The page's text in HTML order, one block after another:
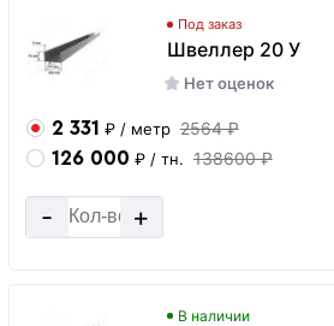
Под заказ
Швеллер 20 У
Нет оценок
2 331 ₽ / метр 2564 ₽
126 000 ₽ / тн. 138600 ₽
- +
В наличии